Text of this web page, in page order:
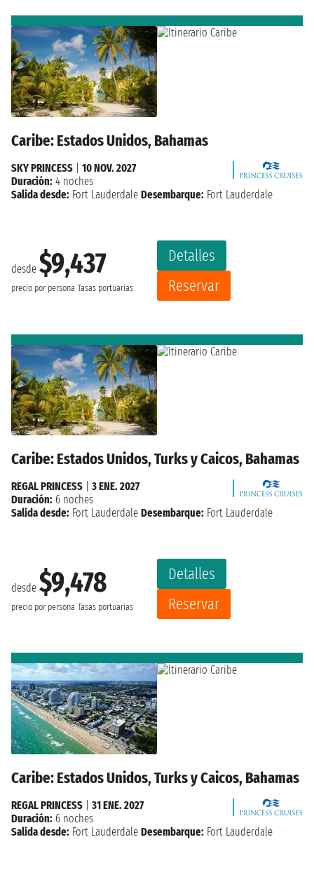
Caribe: Estados Unidos, Bahamas
desde $9,437
precio por persona Tasas portuarias
Detalles
Reservar
SKY PRINCESS
10 NOV. 2027
Duración: 4 noches
Salida desde: Fort Lauderdale Desembarque: Fort Lauderdale
Caribe: Estados Unidos, Turks y Caicos, Bahamas
desde $9,478
precio por persona Tasas portuarias
Detalles
Reservar
REGAL PRINCESS
3 ENE. 2027
Duración: 6 noches
Salida desde: Fort Lauderdale Desembarque: Fort Lauderdale
Caribe: Estados Unidos, Turks y Caicos, Bahamas
REGAL PRINCESS
31 ENE. 2027
Duración: 6 noches
Salida desde: Fort Lauderdale Desembarque: Fort Lauderdale